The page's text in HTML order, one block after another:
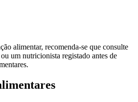
alimentar, recomenda-se que consulte
um nutricionista registado antes de